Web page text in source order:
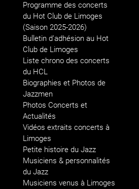
Programme des concerts
du Hot Club de Limoges
(Saison 2025-2026)
Bulletin d’adhésion au Hot
Club de Limoges
Liste chrono des concerts
du HCL
Biographies et Photos de
Jazzmen
Photos Concerts et
Actualités
Vidéos extraits concerts à
Limoges
Petite histoire du Jazz
Musiciens & personnalités
du Jazz
Musiciens venus à Limoges